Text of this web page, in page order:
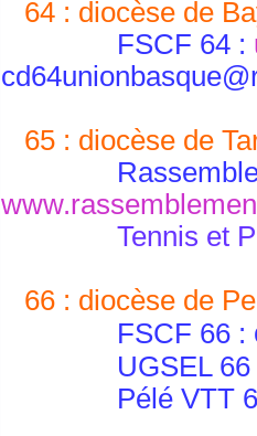
64 : diocèse de
FSCF 64 :
65 : diocèse de
Tennis et
66 : diocèse de
FSCF 66 :
UGSEL 66 :
Pélé VTT 66 :